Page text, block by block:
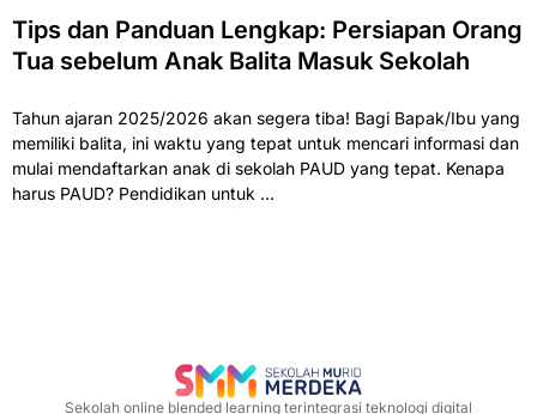
Tips dan Panduan Lengkap: Persiapan Orang
Tua sebelum Anak Balita Masuk Sekolah
Tahun ajaran 2025/2026 akan segera tiba! Bagi Bapak/Ibu yang
memiliki balita, ini waktu yang tepat untuk mencari informasi dan
mulai mendaftarkan anak di sekolah PAUD yang tepat. Kenapa
harus PAUD? Pendidikan untuk …
Sekolah online blended learning terintegrasi teknologi digital